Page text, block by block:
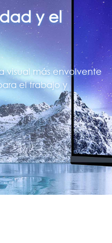
y el
visual más envolvente
el trabajo y